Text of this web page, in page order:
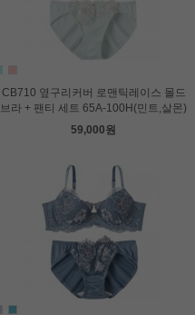
CB710 옆구리커버 로맨틱레이스 몰드
브라 + 팬티 세트 65A-100H(민트,살몬)
59,000원